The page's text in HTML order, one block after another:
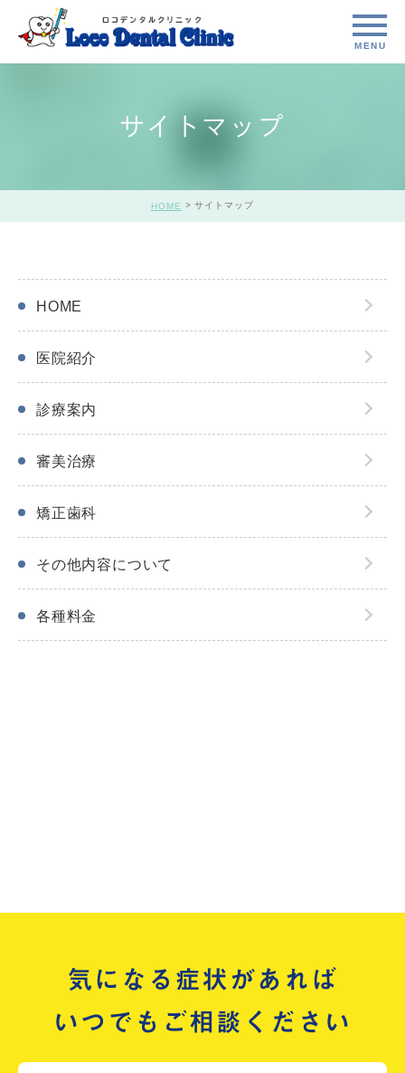
サイトマップ
HOME サイトマップ
HOME
医院紹介
診療案内
審美治療
矯正歯科
その他内容について
各種料金
気になる症状があれば
いつでもご相談ください